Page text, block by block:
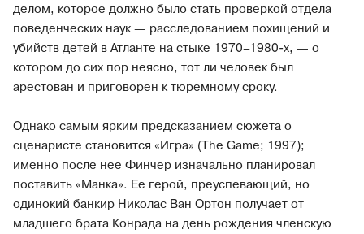
делом, которое должно было стать проверкой отдела
поведенческих наук — расследованием похищений и
убийств детей в Атланте на стыке 1970–1980-х, — о
котором до сих пор неясно, тот ли человек был
арестован и приговорен к тюремному сроку.
Однако самым ярким предсказанием сюжета о
сценаристе становится «Игра» (The Game; 1997);
именно после нее Финчер изначально планировал
поставить «Манка». Ее герой, преуспевающий, но
одинокий банкир Николас Ван Ортон получает от
младшего брата Конрада на день рождения членскую